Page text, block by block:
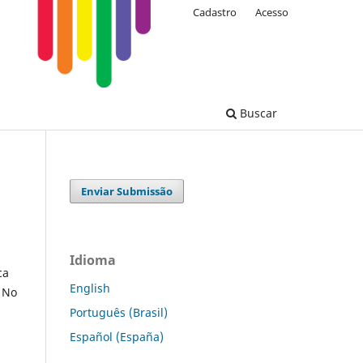
Buscar
Cadastro Acesso
Enviar Submissão
Idioma
English
Português (Brasil)
Español (España)